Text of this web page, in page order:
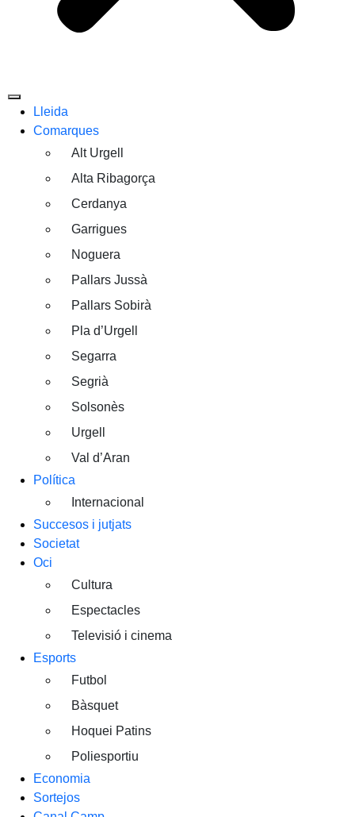
Lleida
Comarques
Alt Urgell
Alta Ribagorça
Cerdanya
Garrigues
Noguera
Pallars Jussà
Pallars Sobirà
Pla d’Urgell
Segarra
Segrià
Solsonès
Urgell
Val d’Aran
Política
Internacional
Succesos i jutjats
Societat
Oci
Cultura
Espectacles
Televisió i cinema
Esports
Futbol
Bàsquet
Hoquei Patins
Poliesportiu
Economia
Sortejos